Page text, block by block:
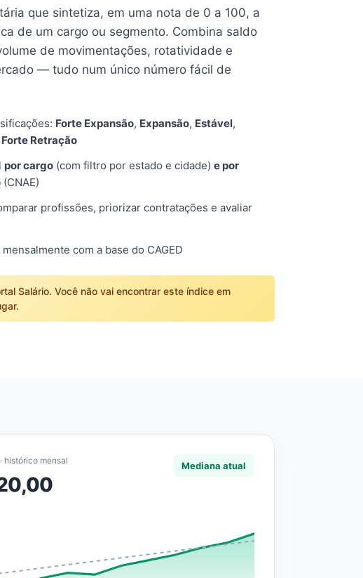
que sintetiza, em uma nota de 0 a 100, a
de um cargo ou segmento. Combina saldo
de movimentações, rotatividade e
— tudo num único número fácil de
Forte Expansão, Expansão, Estável,
Forte Retração
por cargo (com filtro por estado e cidade) e por
(CNAE)
profissões, priorizar contratações e avaliar
com a base do CAGED
Salário. Você não vai encontrar este índice em
histórico mensal Mediana atual